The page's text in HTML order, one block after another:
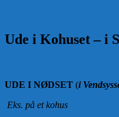
Ude i Kohuset – i
UDE I NØDSET (i
Eks. på et kohus